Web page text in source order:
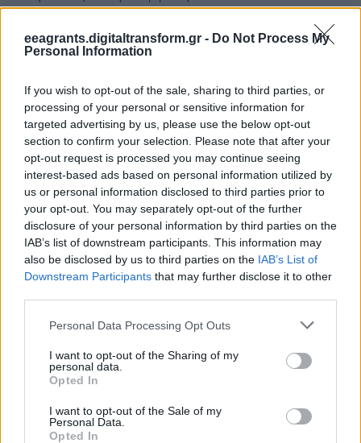
eeagrants.digitaltransform.gr - Do Not Process My
Personal Information
If you wish to opt-out of the sale, sharing to third parties, or
processing of your personal or sensitive information for
targeted advertising by us, please use the below opt-out
section to confirm your selection. Please note that after your
opt-out request is processed you may continue seeing
interest-based ads based on personal information utilized by
us or personal information disclosed to third parties prior to
your opt-out. You may separately opt-out of the further
disclosure of your personal information by third parties on the
IAB’s list of downstream participants. This information may
also be disclosed by us to third parties on the IAB’s List of
Downstream Participants that may further disclose it to other
Personal Data Processing Opt Outs
I want to opt-out of the Sharing of my
personal data.
Opted In
I want to opt-out of the Sale of my
Personal Data.
Opted In
Μείωση της φτώχειας και κοινωνική
Επενδύσεις που στοχεύουν στη μείωση των
κοινωνικών ανισοτήτων και στη στήριξη
ευάλωτων ομάδων, με έμφαση στην κοινωνική
ένταξη.
Χρηστή διακυβέρνηση, λογοδοσία και
διαφάνεια: 7 εκατ. ευρώ
Χρηματοδότηση που ενισχύει τις θεσμικές
δομές, προωθεί τη διαφάνεια στη δημόσια
διοίκηση και ενισχύει την εμπιστοσύνη των
πολιτών στους θεσμούς.
Αυτά τα έργα συνδυάζουν ψηφιακές υποδομές